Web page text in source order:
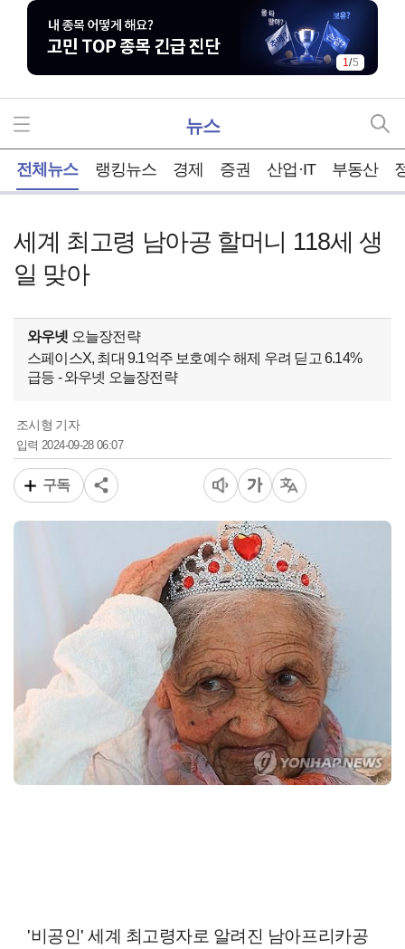
1/5
뉴스
전체뉴스 랭킹뉴스 경제 증권 산업·IT 부동산
세계 최고령 남아공 할머니 118세 생
일 맞아
와우넷 오늘장전략
스페이스X, 최대 9.1억주 보호예수 해제 우려 딛고 6.14%
급등 - 와우넷 오늘장전략
조시형 기자
입력2024-09-28 06:07
구독
'비공인' 세계 최고령자로 알려진 남아프리카공